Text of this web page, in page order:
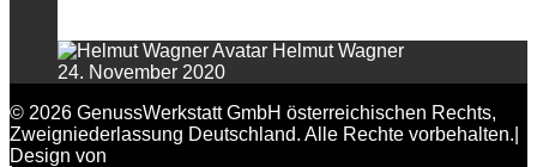
Helmut Wagner
24. November 2020
© 2026 GenussWerkstatt GmbH österreichischen Rechts,
Zweigniederlassung Deutschland. Alle Rechte vorbehalten.|
Design von